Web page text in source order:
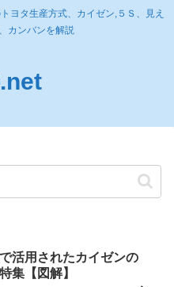
ヨタ生産方式、カイゼン,５Ｓ、見え
カンバンを解説
活用されたカイゼンの
集【図解】